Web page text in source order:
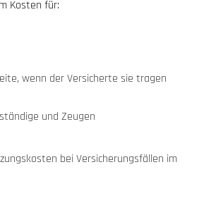
Kosten für:
wenn der Versicherte sie tragen
und Zeugen
bei Versicherungsfällen im